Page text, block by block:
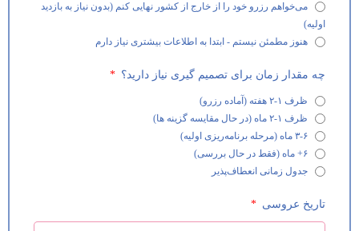
می‌خواهم رزرو خود را از خارج از کشور نهایی کنم (بدون نیاز به بازدید
اولیه)
هنوز مطمئن نیستم - ابتدا به اطلاعات بیشتری نیاز دارم
چه مقدار زمان برای تصمیم گیری نیاز دارید؟
ظرف ۱-۲ هفته (آماده رزرو)
ظرف ۱-۲ ماه (در حال مقایسه گزینه ها)
۳-۶ ماه (مرحله برنامه‌ریزی اولیه)
۶+ ماه (فقط در حال بررسی)
جدول زمانی انعطاف‌پذیر
تاریخ عروسی